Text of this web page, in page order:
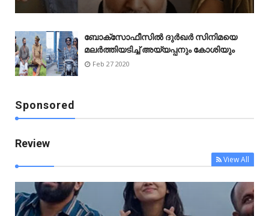
ബോക്‌സോഫീസിൽ ദുർഖർ സിനിമയെ
മലർത്തിയടിച്ച് അയ്യപ്പനും കോശിയും
Feb 27 2020
Sponsored
Review
View All